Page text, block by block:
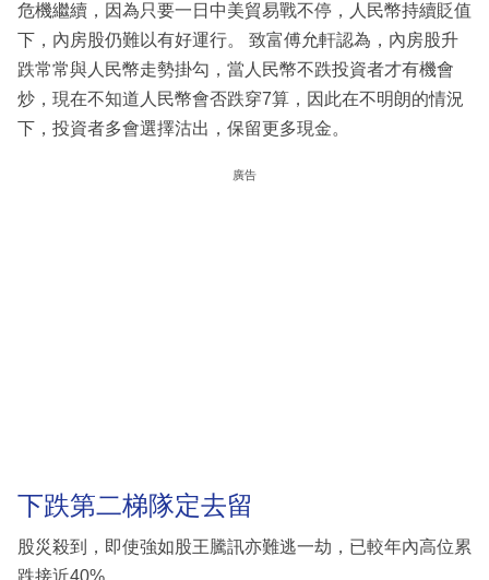
危機繼續，因為只要一日中美貿易戰不停，人民幣持續貶值
下，內房股仍難以有好運行。 致富傅允軒認為，內房股升
跌常常與人民幣走勢掛勾，當人民幣不跌投資者才有機會
炒，現在不知道人民幣會否跌穿7算，因此在不明朗的情況
下，投資者多會選擇沽出，保留更多現金。
廣告
下跌第二梯隊定去留
股災殺到，即使強如股王騰訊亦難逃一劫，已較年內高位累
跌接近40%。